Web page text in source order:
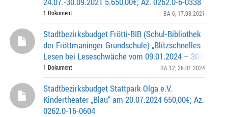
1 Dokument BA 6 , 17.08.2021
Stadtbezirksbudget Frötti-BIB (Schul-Bibliothek
der Fröttmaninger Grundschule) „Blitzschnelles
Lesen bei Leseschwäche vom 09.01.2024 –
1.200,00 € / AZ: 0262.0-12-0593
1 Dokument BA 12 , 26.01.2024
Stadtbezirksbudget Stattpark Olga e.V.
Kindertheater „Blau“ am 20.07.2024 650,00€; Az.
0262.0-16-0604